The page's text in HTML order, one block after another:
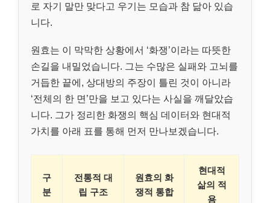
로 자기 말만 맞다고 우기는 모습과 참 닮아 있습
니다.
원효는 이 막막한 상황에서 ‘화쟁’이라는 따뜻한
손길을 내밀었습니다. 그는 수많은 실패와 고뇌를
거듭한 끝에, 상대방의 주장이 틀린 것이 아니라
‘전체의 한 면’만을 보고 있다는 사실을 깨달았습
니다. 그가 정리한 화쟁의 핵심 데이터와 현대적
가치를 아래 표를 통해 먼저 만나보겠습니다.
구
분
전통적 대
립 구조
원효의 화
쟁적 통합
현대적
삶의 적
용